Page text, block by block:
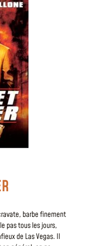
barbe finement
pas tous les jours,
de Las Vegas. Il